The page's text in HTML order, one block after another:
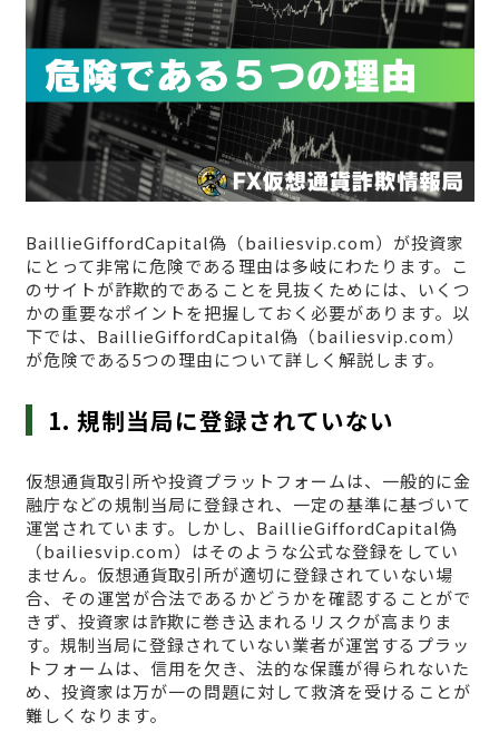
BaillieGiffordCapital偽（bailiesvip.com）が投資家
にとって非常に危険である理由は多岐にわたります。こ
のサイトが詐欺的であることを見抜くためには、いくつ
かの重要なポイントを把握しておく必要があります。以
下では、BaillieGiffordCapital偽（bailiesvip.com）
が危険である5つの理由について詳しく解説します。
1. 規制当局に登録されていない
仮想通貨取引所や投資プラットフォームは、一般的に金
融庁などの規制当局に登録され、一定の基準に基づいて
運営されています。しかし、BaillieGiffordCapital偽
（bailiesvip.com）はそのような公式な登録をしてい
ません。仮想通貨取引所が適切に登録されていない場
合、その運営が合法であるかどうかを確認することがで
きず、投資家は詐欺に巻き込まれるリスクが高まりま
す。規制当局に登録されていない業者が運営するプラッ
トフォームは、信用を欠き、法的な保護が得られないた
め、投資家は万が一の問題に対して救済を受けることが
難しくなります。